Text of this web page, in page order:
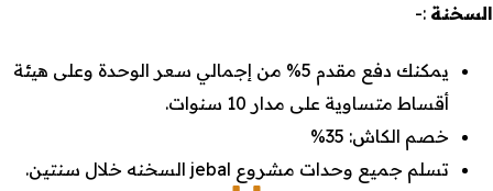
السخنة :-
يمكنك دفع مقدم 5% من إجمالي سعر الوحدة وعلى هيئة
أقساط متساوية على مدار 10 سنوات.
خصم الكاش: 35%
تسلم جميع وحدات مشروع jebal السخنه خلال سنتين.